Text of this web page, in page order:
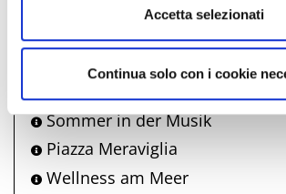
Accetta selezionati
Continua solo con i cookie
Besichtigung des Schlosses
Energie Boot
"Il Gusto del Porto" - Essen
Sommer in der Musik
Piazza Meraviglia
Wellness am Meer